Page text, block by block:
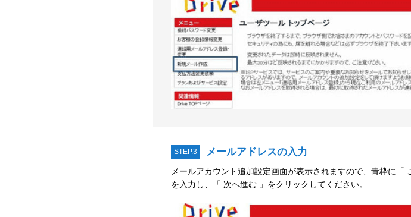
STEP.3 メールアドレスの入力
メールアカウント追加設定画面が表示されますので、青枠に「
を入力し、「 次へ進む 」をクリックしてください。